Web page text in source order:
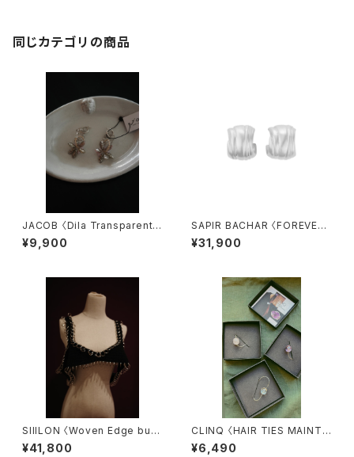
同じカテゴリの商品
JACOB 〈Dila Transparent〉
5.5
¥9,900
SAPIR BACHAR 〈FOREVER
MINI HOOPS 〉
¥31,900
SIIILON 〈Woven Edge bust
ier〉
¥41,800
CLINQ 〈HAIR TIES MAINTE
NANCE〉
¥6,490